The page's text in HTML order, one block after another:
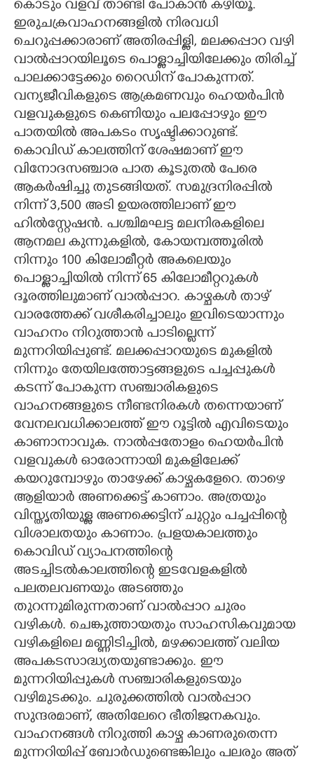
കൊടും വളവ് താണ്ടി പോകാൻ കഴിയൂ.
ഇരുചക്രവാഹനങ്ങളിൽ നിരവധി
ചെറുപ്പക്കാരാണ് അതിരപ്പിള്ളി, മലക്കപ്പാറ വഴി
വാൽപ്പാറയിലൂടെ പൊള്ളാച്ചിയിലേക്കും തിരിച്ച്
പാലക്കാട്ടേക്കും റൈഡിന് പോകുന്നത്.
വന്യജീവികളുടെ ആക്രമണവും ഹെയർപിൻ
വളവുകളുടെ കെണിയും പലപ്പോഴും ഈ
പാതയിൽ അപകടം സൃഷ്ടിക്കാറുണ്ട്.
കൊവിഡ് കാലത്തിന് ശേഷമാണ് ഈ
വിനോദസഞ്ചാര പാത കൂടുതൽ പേരെ
ആകർഷിച്ചു തുടങ്ങിയത്. സമുദ്രനിരപ്പിൽ
നിന്ന് 3,500 അടി ഉയരത്തിലാണ് ഈ
ഹിൽസ്റ്റേഷൻ. പശ്ചിമഘട്ട മലനിരകളിലെ
ആനമല കുന്നുകളിൽ, കോയമ്പത്തൂരിൽ
നിന്നും 100 കിലോമീറ്റർ അകലെയും
പൊള്ളാച്ചിയിൽ നിന്ന് 65 കിലോമീറ്ററുകൾ
ദൂരത്തിലുമാണ് വാൽപ്പാറ. കാഴ്ചകൾ താഴ്
വാരത്തേക്ക് വശീകരിച്ചാലും ഇവിടെയാന്നും
വാഹനം നിറുത്താൻ പാടില്ലെന്ന്
മുന്നറിയിപ്പുണ്ട്. മലക്കപ്പാറയുടെ മുകളിൽ
നിന്നും തേയിലത്തോട്ടങ്ങളുടെ പച്ചപ്പുകൾ
കടന്ന് പോകുന്ന സഞ്ചാരികളുടെ
വാഹനങ്ങളുടെ നീണ്ടനിരകൾ തന്നെയാണ്
വേനലവധിക്കാലത്ത് ഈ റൂട്ടിൽ എവിടെയും
കാണാനാവുക. നാൽപ്പതോളം ഹെയർപിൻ
വളവുകൾ ഓരോന്നായി മുകളിലേക്ക്
കയറുമ്പോഴും താഴേക്ക് കാഴ്ചകളേറെ. താഴെ
ആളിയാർ അണക്കെട്ട് കാണാം. അത്രയും
വിസ്തൃതിയുള്ള അണക്കെട്ടിന് ചുറ്റും പച്ചപ്പിന്റെ
വിശാലതയും കാണാം. പ്രളയകാലത്തും
കൊവിഡ് വ്യാപനത്തിന്റെ
അടച്ചിടൽകാലത്തിന്റെ ഇടവേളകളിൽ
പലതലവണയും അടഞ്ഞും
തുറന്നുമിരുന്നതാണ് വാൽപ്പാറ ചുരം
വഴികൾ. ചെങ്കുത്തായതും സാഹസികവുമായ
വഴികളിലെ മണ്ണിടിച്ചിൽ,​ മഴക്കാലത്ത് വലിയ
അപകടസാദ്ധ്യതയുണ്ടാക്കും. ഈ
മുന്നറിയിപ്പുകൾ സഞ്ചാരികളുടെയും
വഴിമുടക്കും. ചുരുക്കത്തിൽ വാൽപ്പാറ
സുന്ദരമാണ്,​ അതിലേറെ ഭീതിജനകവും.
വാഹനങ്ങൾ നിറുത്തി കാഴ്ച കാണരുതെന്ന
മുന്നറിയിപ്പ് ബോർഡുണ്ടെങ്കിലും പലരും അത്